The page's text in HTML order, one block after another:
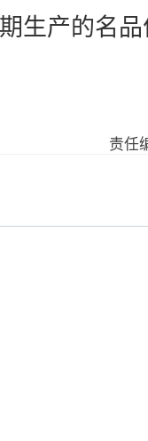
生产的名
责任